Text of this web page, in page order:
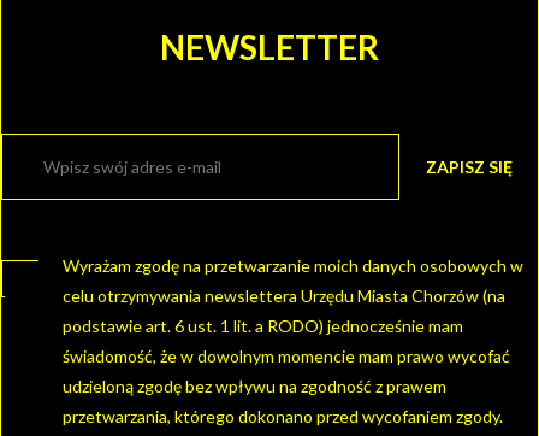
NEWSLETTER
Wyrażam zgodę na przetwarzanie moich danych osobowych w
celu otrzymywania newslettera Urzędu Miasta Chorzów (na
podstawie art. 6 ust. 1 lit. a RODO) jednocześnie mam
świadomość, że w dowolnym momencie mam prawo wycofać
udzieloną zgodę bez wpływu na zgodność z prawem
przetwarzania, którego dokonano przed wycofaniem zgody.